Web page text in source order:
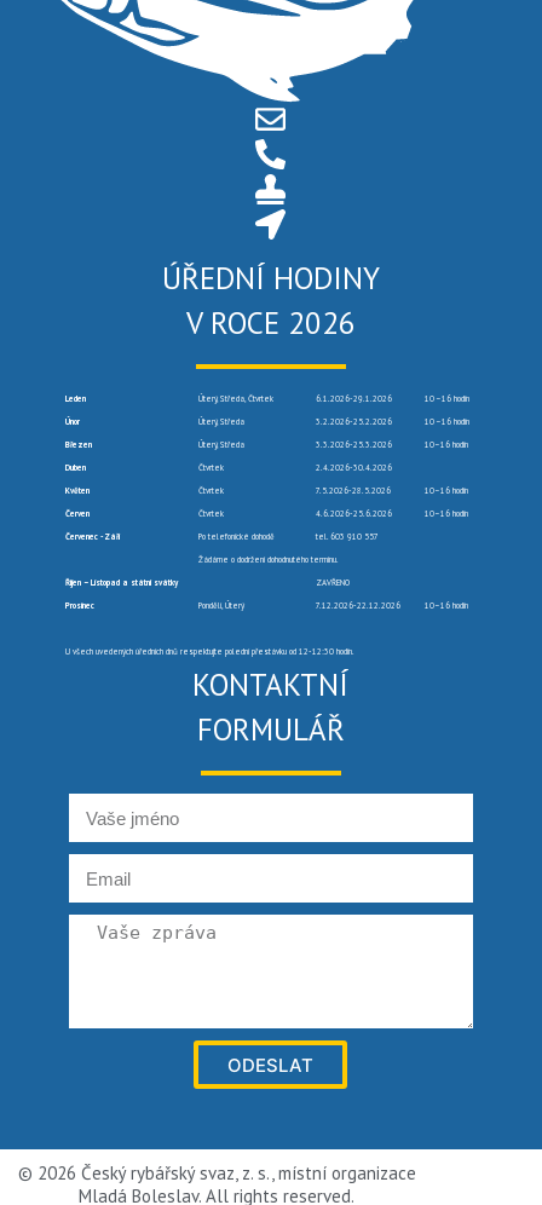
ÚŘEDNÍ HODINY
V ROCE 2026
Leden Úterý, Středa, Čtvrtek 6.1.2026-29.1.2026 10 –16 hodin
Únor Úterý, Středa 3.2.2026-25.2.2026 10 –16 hodin
Březen Úterý, Středa 3.3.2026-25.3.2026 10–16 hodin
Duben Čtvrtek 2.4.2026-30.4.2026
Květen Čtvrtek 7.5.2026-28.5.2026 10–16 hodin
Červen Čtvrtek 4.6.2026-25.6.2026 10–16 hodin
Červenec -Září Po telefonické dohodě tel. 603 910 557
Žádáme o dodržení dohodnutého termínu.
Říjen – Listopad a státní svátky ZAVŘENO
Prosinec Pondělí, Úterý 7.12.2026-22.12.2026 10–16 hodin
U všech uvedených úředních dnů respektujte polední přestávku od 12-12:30 hodin.
KONTAKTNÍ
FORMULÁŘ
ODESLAT
© 2026 Český rybářský svaz, z. s., místní organizace
Mladá Boleslav. All rights reserved.